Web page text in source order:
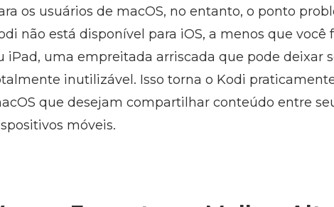
os usuários de macOS, no entanto, o ponto
não está disponível para iOS, a menos que
iPad, uma empreitada arriscada que pode deixar
inutilizável. Isso torna o Kodi
que desejam compartilhar conteúdo entre
móveis.